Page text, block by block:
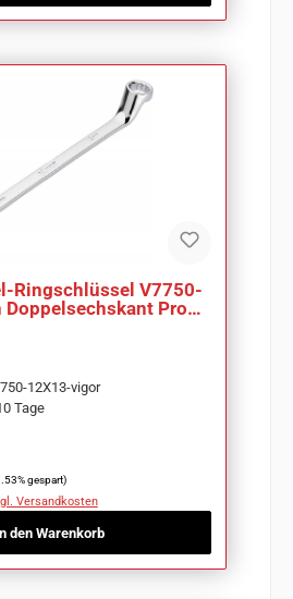
Ringschlüssel V7750-
Doppelsechskant Profil
12X13-vigor
Tage
gespart)
Versandkosten
den Warenkorb